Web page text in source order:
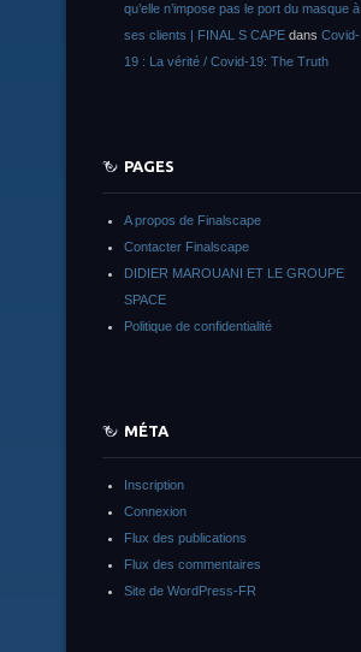
qu’elle n’impose pas le port du masque à
ses clients | FINAL S CAPE dans Covid-
19 : La vérité / Covid-19: The Truth
PAGES
A propos de Finalscape
Contacter Finalscape
DIDIER MAROUANI ET LE GROUPE
SPACE
Politique de confidentialité
MÉTA
Inscription
Connexion
Flux des publications
Flux des commentaires
Site de WordPress-FR